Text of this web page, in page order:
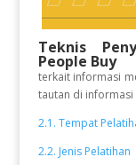
Teknis
People Buy
terkait informasi
tautan di informasi
2.1. Tempat
2.2. Jenis Pelatihan